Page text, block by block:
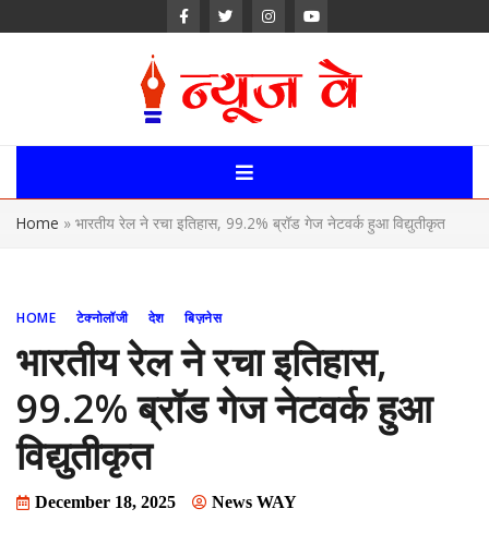
News Way:
Uttarakhand,
Uttar Pardesh,
Delhi News
Portal
Home » भारतीय रेल ने रचा इतिहास, 99.2% ब्रॉड गेज नेटवर्क हुआ विद्युतीकृत
HOME टेक्नोलॉजी देश बिज़नेस
भारतीय रेल ने रचा इतिहास,
99.2% ब्रॉड गेज नेटवर्क हुआ
विद्युतीकृत
December 18, 2025 News WAY